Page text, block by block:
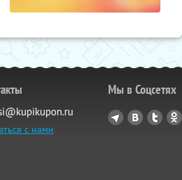
с нами
Мы в Соцсетях